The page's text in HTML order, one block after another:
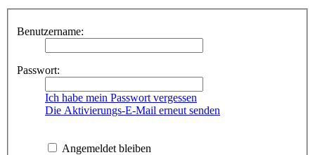
Benutzername:
Passwort:
Ich habe mein Passwort vergessen
Die Aktivierungs-E-Mail erneut senden
Angemeldet bleiben